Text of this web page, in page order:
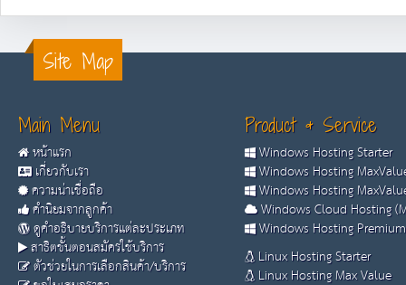
Site Map
Main Menu
หน้าแรก
เกี่ยวกับเรา
ความน่าเชื่อถือ
คำนิยมจากลูกค้า
ดูคำอธิบายบริการแต่ละประเภท
สาธิตขั้นตอนสมัครใช้บริการ
ตัวช่วยในการเลือกสินค้า/บริการ
Product & Service
Windows Hosting Starter
Windows Hosting
Windows Hosting
Windows Cloud Hosting
Windows Hosting
Linux Hosting Starter
Linux Hosting Max Value